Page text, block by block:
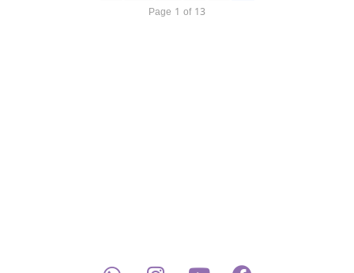
Page 1 of 13
F
Y
I
W